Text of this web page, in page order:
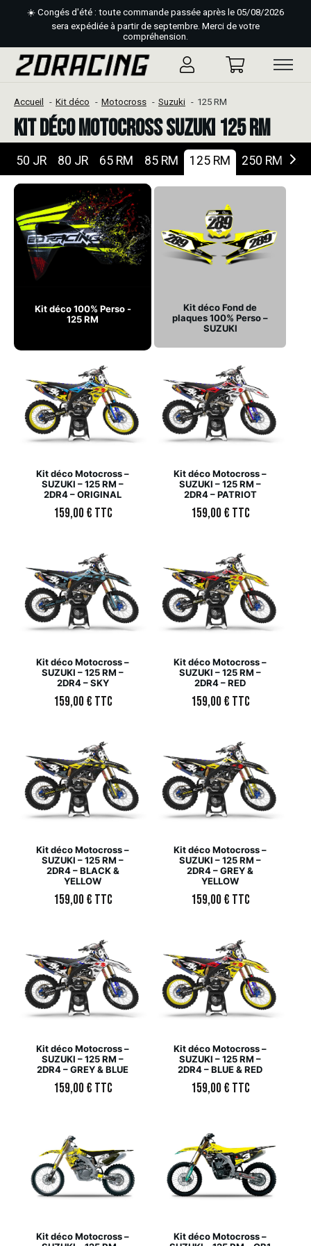
☀️ Congés d'été : toute commande passée après le 05/08/2026
sera expédiée à partir de septembre. Merci de votre
compréhension.
Accueil Kit déco Motocross Suzuki 125 RM
Kit déco Motocross Suzuki 125 RM
50 JR 80 JR 65 RM 85 RM 125 RM 250 RM
Kit déco 100% Perso -
125 RM
Kit déco Fond de
plaques 100% Perso –
SUZUKI
Kit déco Motocross –
SUZUKI – 125 RM –
2DR4 – ORIGINAL
159,00€ TTC
Kit déco Motocross –
SUZUKI – 125 RM –
2DR4 – PATRIOT
159,00€ TTC
Kit déco Motocross –
SUZUKI – 125 RM –
2DR4 – SKY
159,00€ TTC
Kit déco Motocross –
SUZUKI – 125 RM –
2DR4 – RED
159,00€ TTC
Kit déco Motocross –
SUZUKI – 125 RM –
2DR4 – BLACK &
YELLOW
159,00€ TTC
Kit déco Motocross –
SUZUKI – 125 RM –
2DR4 – GREY &
YELLOW
159,00€ TTC
Kit déco Motocross –
SUZUKI – 125 RM –
2DR4 – GREY & BLUE
159,00€ TTC
Kit déco Motocross –
SUZUKI – 125 RM –
2DR4 – BLUE & RED
159,00€ TTC
Kit déco Motocross –
Kit déco Motocross –